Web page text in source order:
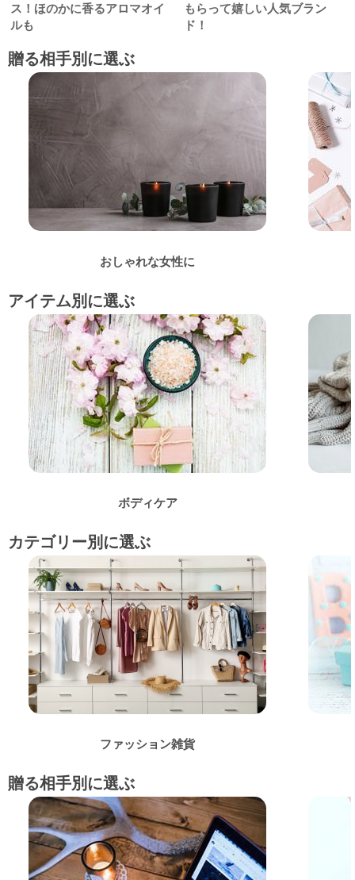
ス！ほのかに香るアロマオイ
ルも
もらって嬉しい人気ブラン
ド！
贈る相手別に選ぶ
おしゃれな女性に
アイテム別に選ぶ
ボディケア
カテゴリー別に選ぶ
ファッション雑貨
贈る相手別に選ぶ